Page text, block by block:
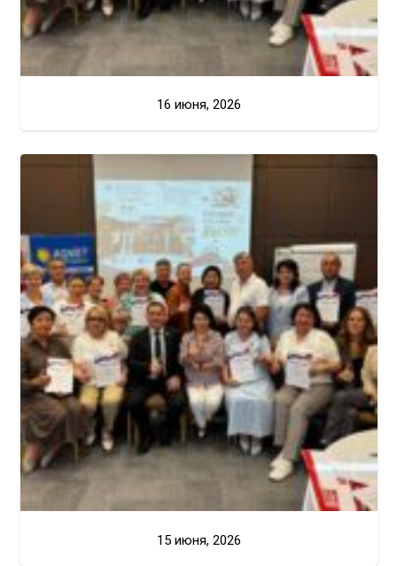
16 июня, 2026
15 июня, 2026